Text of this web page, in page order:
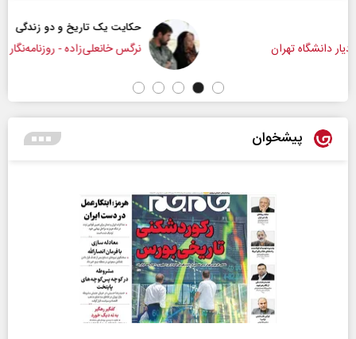
حکایت یک تاریخ و دو زندگی
نرگس خانعلی‌زاده - روزنامه‌نگار
پیشخوان